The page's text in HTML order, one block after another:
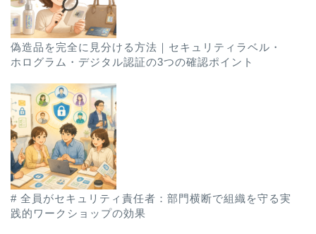
偽造品を完全に見分ける方法｜セキュリティラベル・
ホログラム・デジタル認証の3つの確認ポイント
# 全員がセキュリティ責任者：部門横断で組織を守る実
践的ワークショップの効果